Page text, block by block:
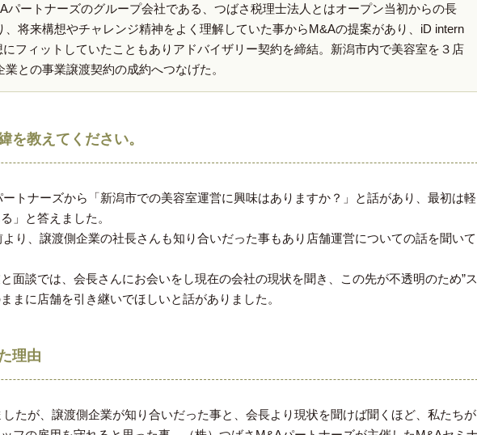
パートナーズのグループ会社である、つばさ税理士法人とはオープン当初からの長
、将来構想やチャレンジ精神をよく理解していた事からM&Aの提案があり、iD intern
にフィットしていたこともありアドバイザリー契約を締結。新潟市内で美容室を３店
との事業譲渡契約の成約へつなげた。
を教えてください。
ートナーズから「新潟市での美容室運営に興味はありますか？」と話があり、最初は軽
」と答えました。
り、譲渡側企業の社長さんも知り合いだった事もあり店舗運営についての話を聞いて
面談では、会長さんにお会いをし現在の会社の現状を聞き、この先が不透明のため”ス
まに店舗を引き継いでほしいと話がありました。
理由
たが、譲渡側企業が知り合いだった事と、会長より現状を聞けば聞くほど、私たちが